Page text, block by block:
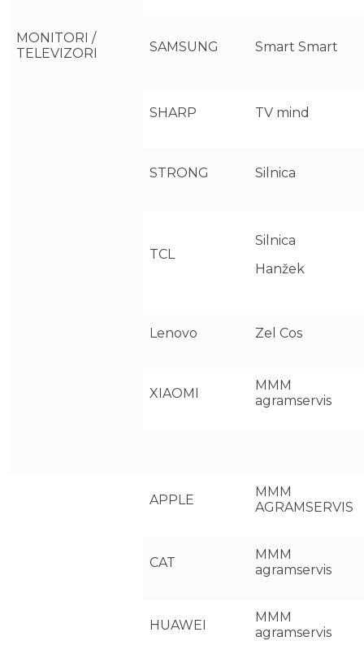
MONITORI /
TELEVIZORI
SAMSUNG Smart Smart
SHARP TV mind
STRONG Silnica
TCL
Silnica
Hanžek
Lenovo Zel Cos
XIAOMI
MMM
agramservis
APPLE
MMM
AGRAMSERVIS
CAT
MMM
agramservis
HUAWEI
MMM
agramservis